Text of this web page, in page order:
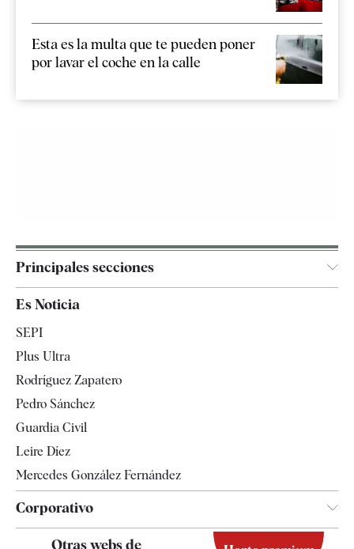
Esta es la multa que te pueden poner
por lavar el coche en la calle
Principales secciones
España
Televisión
Es Noticia
SEPI
Plus Ultra
Rodríguez Zapatero
Pedro Sánchez
Guardia Civil
Leire Díez
Mercedes González Fernández
Corporativo
Contacto
Otras webs de